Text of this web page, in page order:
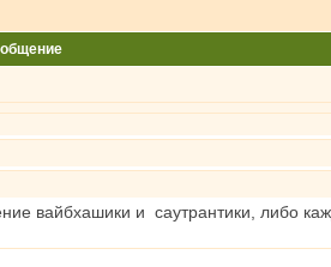
вайбхашики и саутрантики, либо